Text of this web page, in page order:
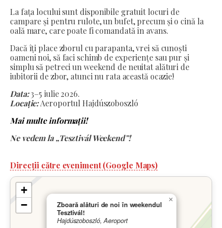
La fața locului sunt disponibile gratuit locuri de
campare și pentru rulote, un bufet, precum și o cină la
oală mare, care poate fi comandată în avans.
Dacă îți place zborul cu parapanta, vrei să cunoști
oameni noi, să faci schimb de experiențe sau pur și
simplu să petreci un weekend de neuitat alături de
iubitorii de zbor, atunci nu rata această ocazie!
Data:3–5 iulie 2026.
Locație:Aeroportul Hajdúszoboszló
Mai multe informații!
Ne vedem la „Tesztivál Weekend”!
Direcții către eveniment (Google Maps)
Zboară alături de noi în weekendul
Tesztivál!
Hajdúszoboszló, Aeroport
×
+
−